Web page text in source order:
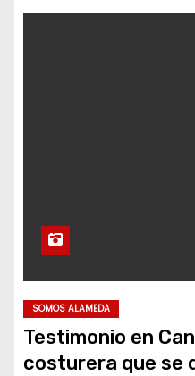
SOMOS ALAMEDA
Testimonio en
costurera que se